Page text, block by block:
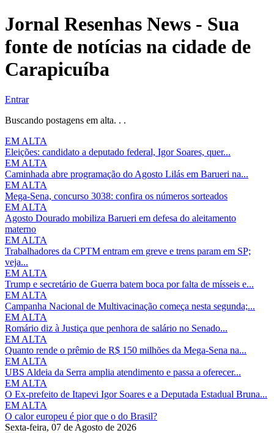
Jornal Resenhas News - Sua
fonte de notícias na cidade de
Carapicuíba
Entrar
Buscando postagens em alta. . .
EM ALTA
Eleições: candidato a deputado federal, Igor Soares, quer...
EM ALTA
Caminhada abre programação do Agosto Lilás em Barueri na...
EM ALTA
Mega-Sena, concurso 3038: confira os números sorteados
EM ALTA
Agosto Dourado mobiliza Barueri em defesa do aleitamento
materno
EM ALTA
Trabalhadores da CPTM entram em greve e trens param em SP;
veja...
EM ALTA
Trump e secretário de Guerra batem boca por falta de mísseis e...
EM ALTA
Campanha Nacional de Multivacinação começa nesta segunda;...
EM ALTA
Romário diz à Justiça que penhora de salário no Senado...
EM ALTA
Quanto rende o prêmio de R$ 150 milhões da Mega-Sena na...
EM ALTA
UBS Aldeia da Serra amplia atendimento e passa a oferecer...
EM ALTA
O Ex-prefeito de Itapevi Igor Soares e a Deputada Estadual Bruna...
EM ALTA
O calor europeu é pior que o do Brasil?
Sexta-feira, 07 de Agosto de 2026